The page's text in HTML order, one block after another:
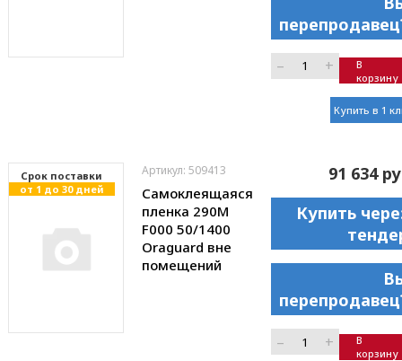
– +
В
корзину
Купить в 1
Cрок поставки
от 1 до 30 дней
Артикул: 509413
Самоклеящаяся
пленка 290M
F000 50/1400
Oraguard вне
помещений
91 634
Купить
– +
В
корзину